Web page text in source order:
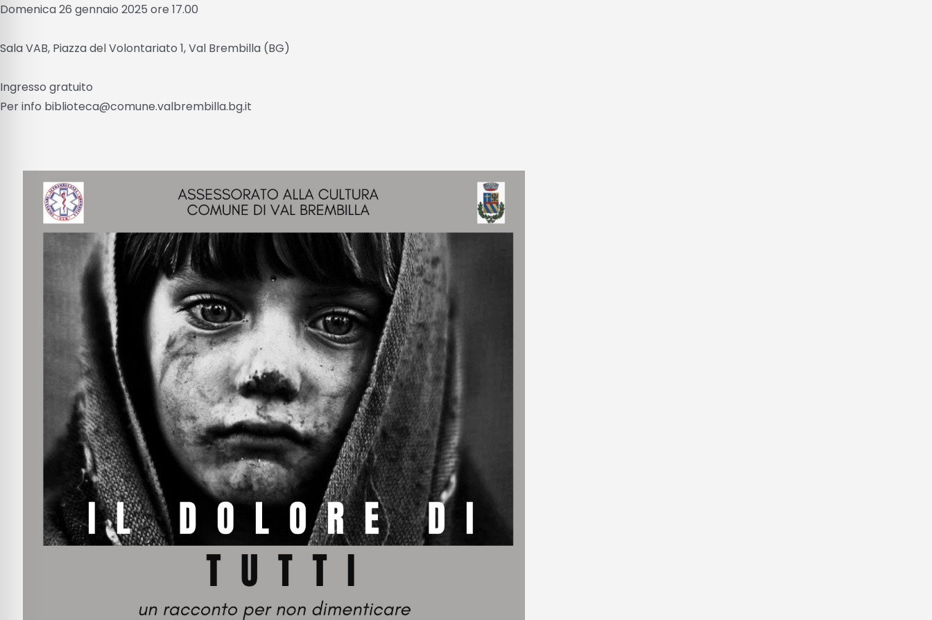
Domenica 26 gennaio 2025 ore 17.00
Sala VAB, Piazza del Volontariato 1, Val Brembilla (BG)
Ingresso gratuito
Per info biblioteca@comune.valbrembilla.bg.it